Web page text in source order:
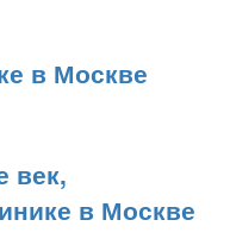
в Москве
век,
в Москве